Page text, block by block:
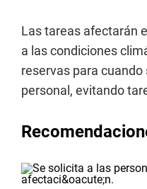
Las tareas afectarán
a las condiciones
reservas para
personal, evitando